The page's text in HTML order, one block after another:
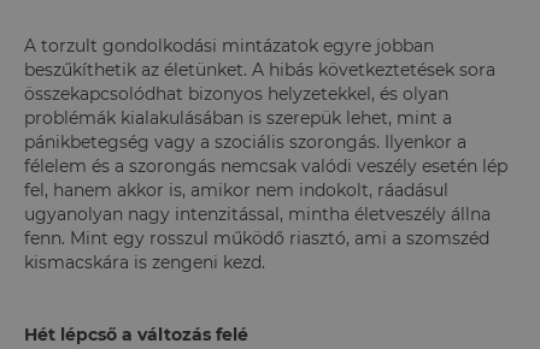
A torzult gondolkodási mintázatok egyre jobban
beszűkíthetik az életünket. A hibás következtetések sora
összekapcsolódhat bizonyos helyzetekkel, és olyan
problémák kialakulásában is szerepük lehet, mint a
pánikbetegség vagy a szociális szorongás. Ilyenkor a
félelem és a szorongás nemcsak valódi veszély esetén lép
fel, hanem akkor is, amikor nem indokolt, ráadásul
ugyanolyan nagy intenzitással, mintha életveszély állna
fenn. Mint egy rosszul működő riasztó, ami a szomszéd
kismacskára is zengeni kezd.
Hét lépcső a változás felé